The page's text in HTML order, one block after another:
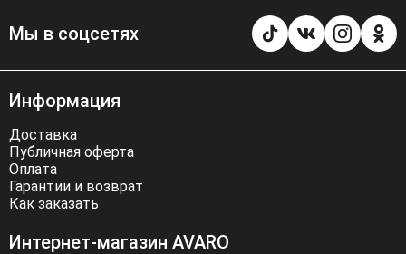
Мы в соцсетях
Информация
Доставка
Публичная оферта
Оплата
Гарантии и возврат
Как заказать
Интернет-магазин AVARO